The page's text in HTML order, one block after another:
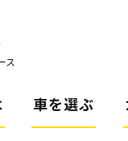
ス
車を選ぶ